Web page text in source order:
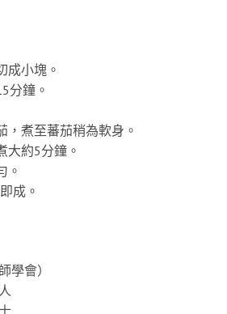
成小塊。
分鐘。
，煮至蕃茄稍為軟身。
大約5分鐘。
。
成。
學會）